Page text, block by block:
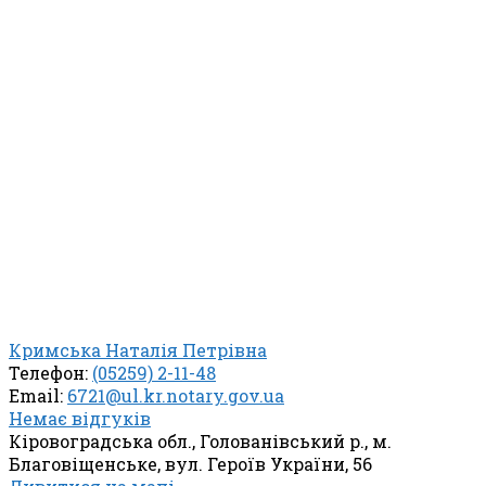
Кримська Наталія Петрівна
Телефон: (05259) 2-11-48
Email: 6721@ul.kr.notary.gov.ua
Немає відгуків
Кіровоградська обл., Голованівський р., м.
Благовіщенське, вул. Героїв України, 56